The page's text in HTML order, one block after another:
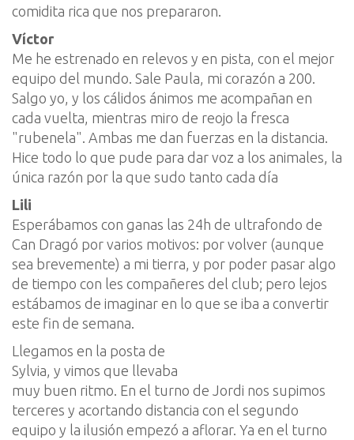
comidita rica que nos prepararon.
Víctor
Me he estrenado en relevos y en pista, con el mejor
equipo del mundo. Sale Paula, mi corazón a 200.
Salgo yo, y los cálidos ánimos me acompañan en
cada vuelta, mientras miro de reojo la fresca
"rubenela". Ambas me dan fuerzas en la distancia.
Hice todo lo que pude para dar voz a los animales, la
única razón por la que sudo tanto cada día
Lili
Esperábamos con ganas las 24h de ultrafondo de
Can Dragó por varios motivos: por volver (aunque
sea brevemente) a mi tierra, y por poder pasar algo
de tiempo con les compañeres del club; pero lejos
estábamos de imaginar en lo que se iba a convertir
este fin de semana.
Llegamos en la posta de
Sylvia, y vimos que llevaba
muy buen ritmo. En el turno de Jordi nos supimos
terceres y acortando distancia con el segundo
equipo y la ilusión empezó a aflorar. Ya en el turno